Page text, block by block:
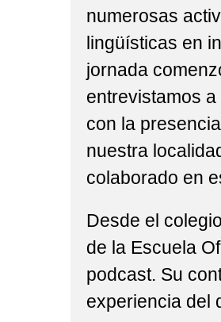
2022-23_E. INFANTIL
2022-23_FOTOS
2022-
2022-23_MENÚ
2022-23_MENÚ
2022-23_MENÚ
2022-23_MENÚ
numerosas
lingüísticas en
jornada
entrevistamos
con la
nuestra
colaborado en
Desde el
de la Escuela
podcast. Su
experiencia del